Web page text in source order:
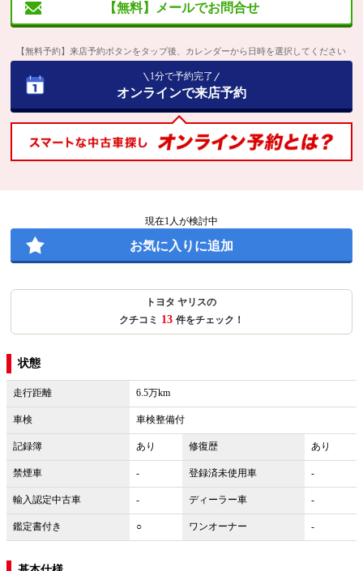
【無料】メールでお問合せ
【無料予約】来店予約ボタンをタップ後、カレンダーから日時を選択してください
1分で予約完了
オンラインで来店予約
現在1 人が検討中
お気に入りに追加
トヨタ ヤリスの
クチコミ 13 件をチェック！
状態
走行距離 6.5万km
車検 車検整備付
記録簿 あり 修復歴 あり
禁煙車 - 登録済未使用車 -
輸入認定中古車 - ディーラー車 -
鑑定書付き ○ ワンオーナー -